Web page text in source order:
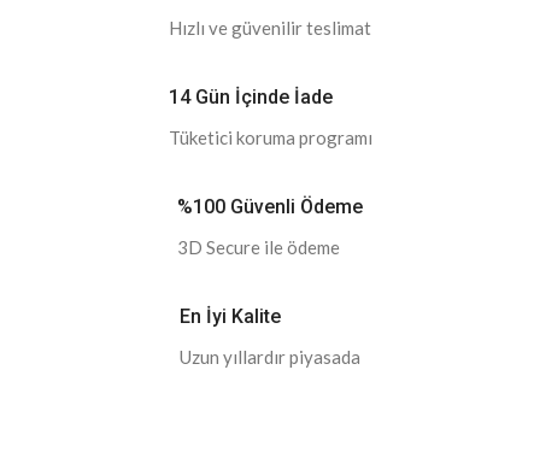
Hızlı ve güvenilir teslimat
14 Gün İçinde İade
Tüketici koruma programı
%100 Güvenli Ödeme
3D Secure ile ödeme
En İyi Kalite
Uzun yıllardır piyasada